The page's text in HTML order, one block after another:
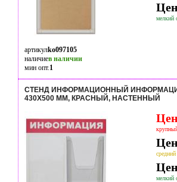
мелкий
артикулko097105
наличиев наличии
мин опт.1
СТЕНД ИНФОРМАЦИОННЫЙ
430Х500 ММ, КРАСНЫЙ, НАСТЕННЫЙ
мелкий